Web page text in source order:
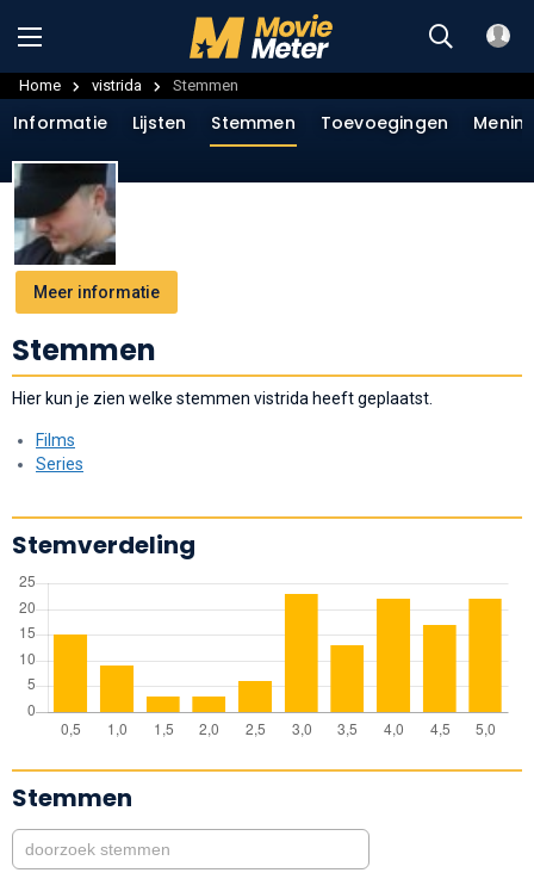
Home vistrida Stemmen
Meer informatie
Informatie Lijsten Stemmen Toevoegingen
Stemmen
Hier kun je zien welke stemmen vistrida heeft geplaatst.
Films
Series
Stemverdeling
Stemmen